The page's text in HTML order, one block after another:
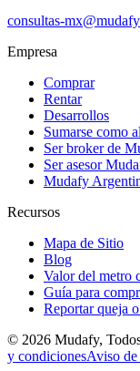
consultas-
Empresa
Comprar
Rentar
Desarrollos
Sumarse como
Ser broker de
Ser asesor
Mudafy
Recursos
Mapa de Sitio
Blog
Valor del metro
Guía para
Reportar queja
© 2026 Mudafy,
y condicionesAviso